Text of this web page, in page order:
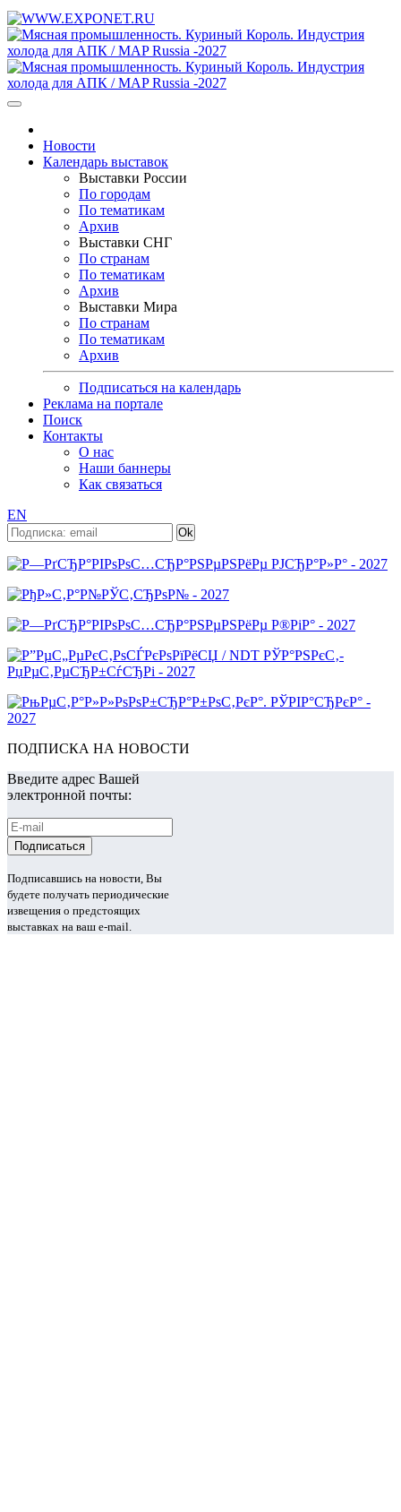
Новости
Календарь выставок
Выставки России
По городам
По тематикам
Архив
Выставки СНГ
По странам
По тематикам
Архив
Выставки Мира
По странам
По тематикам
Архив
Подписаться на календарь
Реклама на портале
Поиск
Контакты
О нас
Наши баннеры
Как связаться
EN
ПОДПИСКА НА НОВОСТИ
Введите адрес Вашей
электронной почты:
Подписавшись на новости, Вы
будете получать периодические
извещения о предстоящих
выставках на ваш e-mail.